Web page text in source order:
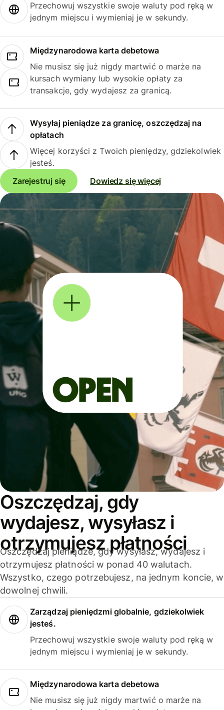
Przechowuj wszystkie swoje waluty pod ręką w
jednym miejscu i wymieniaj je w sekundy.
Międzynarodowa karta debetowa
Nie musisz się już nigdy martwić o marże na
kursach wymiany lub wysokie opłaty za
transakcje, gdy wydajesz za granicą.
Wysyłaj pieniądze za granicę, oszczędzaj na
opłatach
Więcej korzyści z Twoich pieniędzy, gdziekolwiek
jesteś.
Zarejestruj się
Dowiedz się więcej
Oszczędzaj, gdy
wydajesz, wysyłasz i
otrzymujesz płatności
Oszczędzaj pieniądze, gdy wysyłasz, wydajesz i
otrzymujesz płatności w ponad 40 walutach.
Wszystko, czego potrzebujesz, na jednym koncie, w
dowolnej chwili.
Zarządzaj pieniędzmi globalnie, gdziekolwiek
jesteś.
Przechowuj wszystkie swoje waluty pod ręką w
jednym miejscu i wymieniaj je w sekundy.
Międzynarodowa karta debetowa
Nie musisz się już nigdy martwić o marże na